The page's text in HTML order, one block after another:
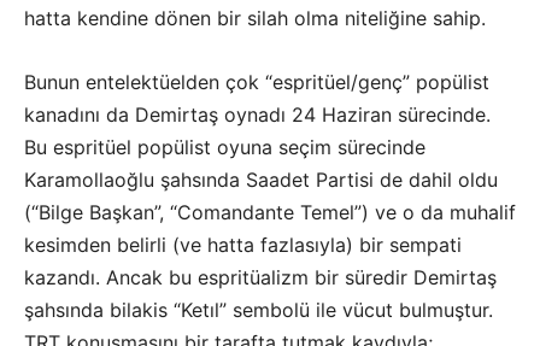
hatta kendine dönen bir silah olma niteliğine sahip.
Bunun entelektüelden çok “espritüel/genç” popülist
kanadını da Demirtaş oynadı 24 Haziran sürecinde.
Bu espritüel popülist oyuna seçim sürecinde
Karamollaoğlu şahsında Saadet Partisi de dahil oldu
(“Bilge Başkan”, “Comandante Temel”) ve o da muhalif
kesimden belirli (ve hatta fazlasıyla) bir sempati
kazandı. Ancak bu espritüalizm bir süredir Demirtaş
şahsında bilakis “Ketıl” sembolü ile vücut bulmuştur.